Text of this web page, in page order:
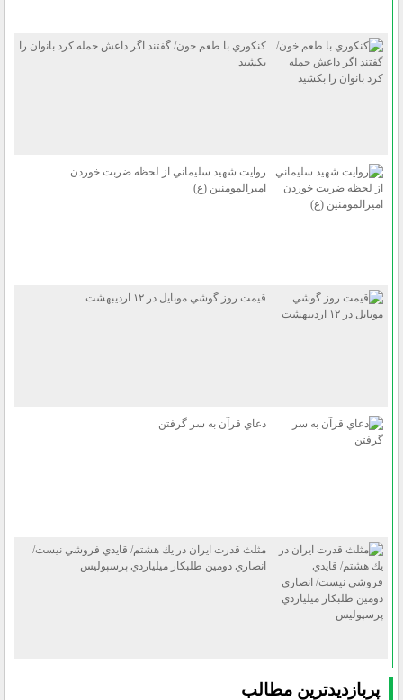
كنكوري با طعم خون/ گفتند اگر داعش حمله كرد بانوان را
بكشيد
روايت شهيد سليماني از لحظه ضربت خوردن
اميرالمومنين (ع)
قيمت روز گوشي موبايل در ۱۲ ارديبهشت
دعاي قرآن به سر گرفتن
مثلث قدرت ايران در يك هشتم/ قايدي فروشي نيست/
انصاري دومين طلبكار ميلياردي پرسپوليس
پربازديدترين مطالب